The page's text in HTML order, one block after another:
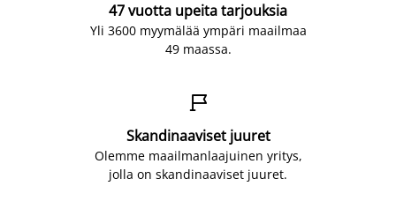
47 vuotta upeita tarjouksia
Yli 3600 myymälää ympäri maailmaa
49 maassa.

Skandinaaviset juuret
Olemme maailmanlaajuinen yritys,
jolla on skandinaaviset juuret.